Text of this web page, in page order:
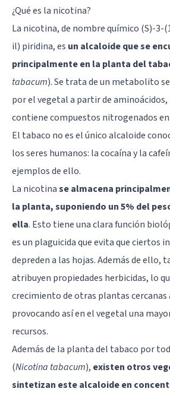
¿Qué es la nicotina?
La nicotina, de nombre químico (S)-
il) piridina, es un alcaloide que se
principalmente en la planta del
tabacum). Se trata de un metabolito
por el vegetal a partir de
contiene compuestos nitrogenados
El tabaco no es el único alcaloide
los seres humanos: la cocaína y la
ejemplos de ello.
La nicotinase almacena
la planta, suponiendo un 5% del
ella. Esto tiene una clara función
es un plaguicida que evita que ciertos
depreden a las hojas. Además de ello,
atribuyen propiedades herbicidas, lo
crecimiento de otras plantas cercanas
provocando así en el vegetal una
recursos.
Además de la planta del tabaco por
(Nicotina tabacum), existen otros
sintetizan este alcaloide en